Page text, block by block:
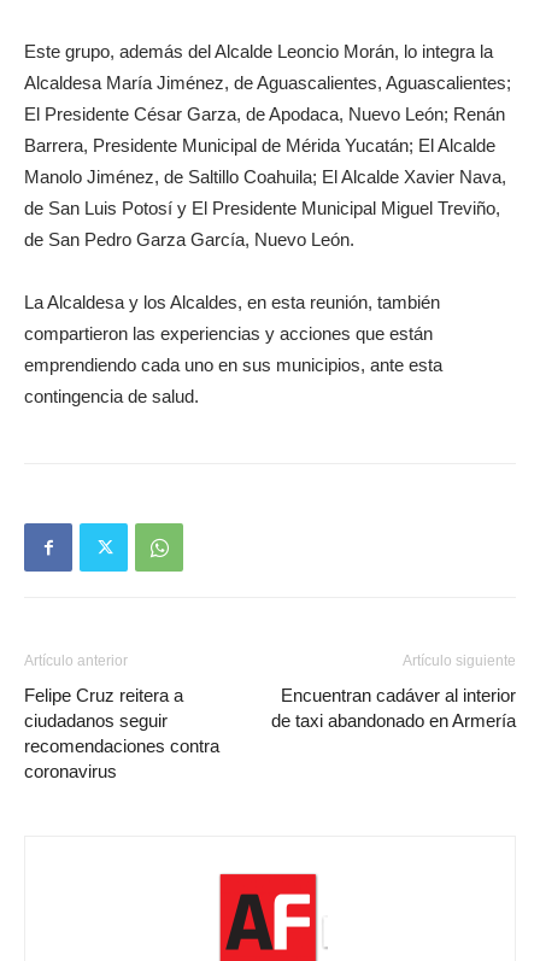
Este grupo, además del Alcalde Leoncio Morán, lo integra la
Alcaldesa María Jiménez, de Aguascalientes, Aguascalientes;
El Presidente César Garza, de Apodaca, Nuevo León; Renán
Barrera, Presidente Municipal de Mérida Yucatán; El Alcalde
Manolo Jiménez, de Saltillo Coahuila; El Alcalde Xavier Nava,
de San Luis Potosí y El Presidente Municipal Miguel Treviño,
de San Pedro Garza García, Nuevo León.
La Alcaldesa y los Alcaldes, en esta reunión, también
compartieron las experiencias y acciones que están
emprendiendo cada uno en sus municipios, ante esta
contingencia de salud.
Artículo anterior
Felipe Cruz reitera a
ciudadanos seguir
recomendaciones contra
coronavirus
Artículo siguiente
Encuentran cadáver al interior
de taxi abandonado en Armería